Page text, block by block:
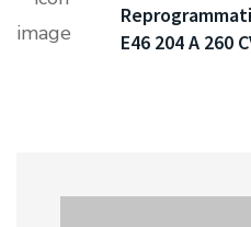
E46 204 A 260